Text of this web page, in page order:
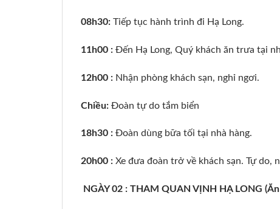
08h30: Tiếp tục hành trình đi Hạ Long.
11h00 : Đến Hạ Long, Quý khách ăn trưa tại
12h00 : Nhận phòng khách sạn, nghỉ ngơi.
Chiều: Đoàn tự do tắm biển
18h30 : Đoàn dùng bữa tối tại nhà hàng.
20h00 : Xe đưa đoàn trở về khách sạn. Tự do,
NGÀY 02 : THAM QUAN VỊNH HẠ LONG